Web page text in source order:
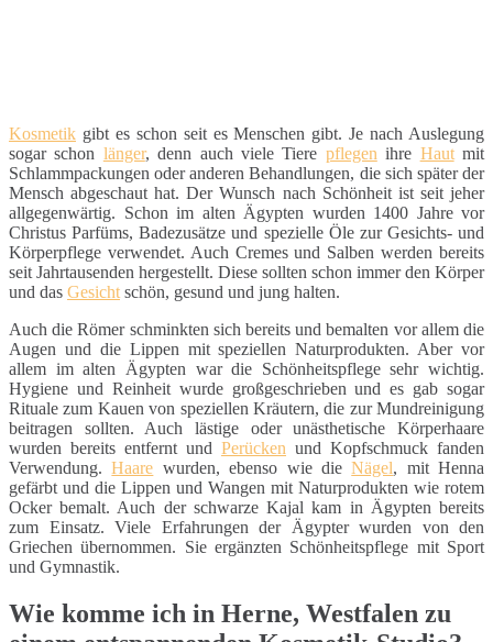
Kosmetik gibt es schon seit es Menschen gibt. Je nach Auslegung
sogar schon länger, denn auch viele Tiere pflegen ihre Hautmit
Schlammpackungen oder anderen Behandlungen, die sich später der
Mensch abgeschaut hat. Der Wunsch nach Schönheit ist seit jeher
allgegenwärtig. Schon im alten Ägypten wurden 1400 Jahre vor
Christus Parfüms, Badezusätze und spezielle Öle zur Gesichts- und
Körperpflege verwendet. Auch Cremes und Salben werden bereits
seit Jahrtausenden hergestellt. Diese sollten schon immer den Körper
und das Gesicht schön, gesund und jung halten.
Auch die Römer schminkten sich bereits und bemalten vor allem die
Augen und die Lippen mit speziellen Naturprodukten. Aber vor
allem im alten Ägypten war die Schönheitspflege sehr wichtig.
Hygiene und Reinheit wurde großgeschrieben und es gab sogar
Rituale zum Kauen von speziellen Kräutern, die zur Mundreinigung
beitragen sollten. Auch lästige oder unästhetische Körperhaare
wurden bereits entfernt und Perücken und Kopfschmuck fanden
Verwendung.Haare wurden, ebenso wie dieNägel, mit Henna
gefärbt und die Lippen und Wangen mit Naturprodukten wie rotem
Ocker bemalt. Auch der schwarze Kajal kam in Ägypten bereits
zum Einsatz. Viele Erfahrungen der Ägypter wurden von den
Griechen übernommen. Sie ergänzten Schönheitspflege mit Sport
und Gymnastik.
Wie komme ich in Herne, Westfalen zu